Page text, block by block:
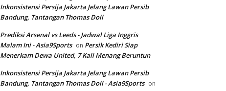
Inkonsistensi Persija Jakarta Jelang Lawan Persib
Bandung, Tantangan Thomas Doll
Prediksi Arsenal vs Leeds - Jadwal Liga Inggris
Malam Ini - Asia9Sports on Persik Kediri Siap
Menerkam Dewa United, 7 Kali Menang Beruntun
Inkonsistensi Persija Jakarta Jelang Lawan Persib
Bandung, Tantangan Thomas Doll - Asia9Sports on